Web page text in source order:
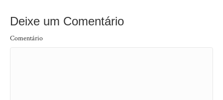
Deixe um Comentário
Comentário